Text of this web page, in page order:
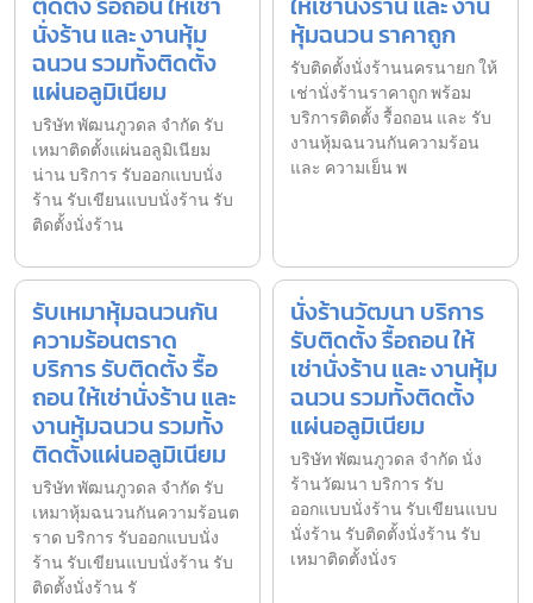
นั่งร้าน และ งานหุ้ม
ฉนวน รวมทั้งติดตั้ง
แผ่นอลูมิเนียม
บริษัท พัฒนภูวดล จำกัด รับ
เหมาติดตั้งแผ่นอลูมิเนียม
น่าน บริการ รับออกแบบนั่ง
ร้าน รับเขียนแบบนั่งร้าน รับ
ติดตั้งนั่งร้าน
หุ้มฉนวน ราคาถูก
รับติดตั้งนั่งร้านนครนายก ให้
เช่านั่งร้านราคาถูก พร้อม
บริการติดตั้ง รื้อถอน และ รับ
งานหุ้มฉนวนกันความร้อน
และ ความเย็น พ
รับเหมาหุ้มฉนวนกัน
ความร้อนตราด
บริการ รับติดตั้ง รื้อ
ถอน ให้เช่านั่งร้าน และ
งานหุ้มฉนวน รวมทั้ง
ติดตั้งแผ่นอลูมิเนียม
บริษัท พัฒนภูวดล จำกัด รับ
เหมาหุ้มฉนวนกันความร้อนต
ราด บริการ รับออกแบบนั่ง
ร้าน รับเขียนแบบนั่งร้าน รับ
ติดตั้งนั่งร้าน รั
นั่งร้านวัฒนา บริการ
รับติดตั้ง รื้อถอน ให้
เช่านั่งร้าน และ งานหุ้ม
ฉนวน รวมทั้งติดตั้ง
แผ่นอลูมิเนียม
บริษัท พัฒนภูวดล จำกัด นั่ง
ร้านวัฒนา บริการ รับ
ออกแบบนั่งร้าน รับเขียนแบบ
นั่งร้าน รับติดตั้งนั่งร้าน รับ
เหมาติดตั้งนั่งร